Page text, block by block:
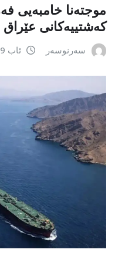
موجتەنا خامبەیی
کەشتییەکانی عێراق
سەرنوسەر ئاب 9, 2026